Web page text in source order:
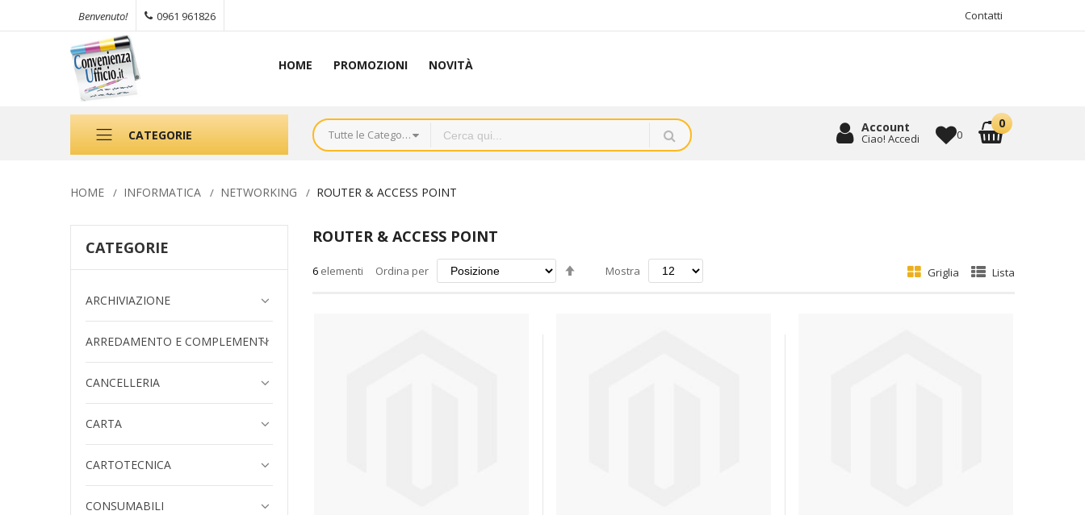
Benvenuto! 0961 961826 Contatti
HOME PROMOZIONI NOVITÀ
CATEGORIE Tutte le Categorie Account
Ciao! Accedi 0
HOME INFORMATICA NETWORKING ROUTER & ACCESS POINT
ROUTER & ACCESS POINT
6 elementi Ordina per
ImpostaMostra Griglia Lista
CATEGORIE
ARCHIVIAZIONE
ARREDAMENTO E COMPLEMENTI
CANCELLERIA
CARTA
CARTOTECNICA
CONSUMABILI